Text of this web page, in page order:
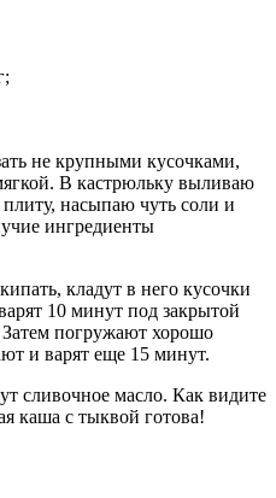
не крупными кусочками,
В кастрюльку выливаю
насыпаю чуть соли и
ингредиенты
кладут в него кусочки
10 минут под закрытой
погружают хорошо
и варят еще 15 минут.
сливочное масло. Как видите
каша с тыквой готова!